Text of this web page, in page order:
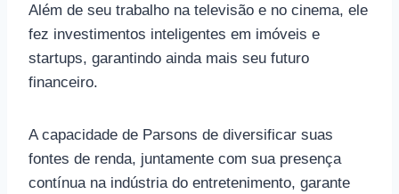
Além de seu trabalho na televisão e no cinema, ele
fez investimentos inteligentes em imóveis e
startups, garantindo ainda mais seu futuro
financeiro.
A capacidade de Parsons de diversificar suas
fontes de renda, juntamente com sua presença
contínua na indústria do entretenimento, garante